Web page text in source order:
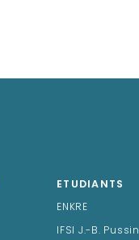
ETUDIANTS
ENKRE
IFSI J.-B. Pussin